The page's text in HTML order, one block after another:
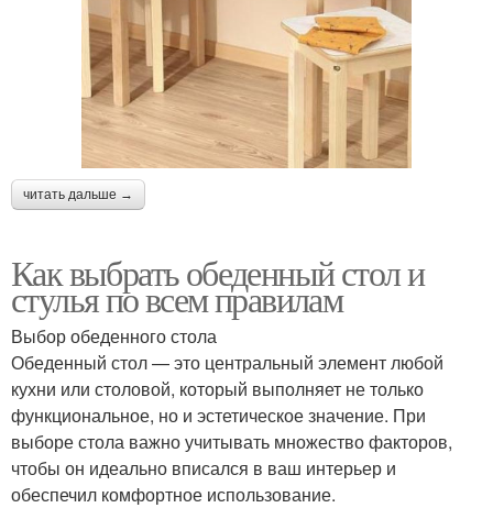
читать дальше →
Как выбрать обеденный стол и
стулья по всем правилам
Выбор обеденного стола
Обеденный стол — это центральный элемент любой
кухни или столовой, который выполняет не только
функциональное, но и эстетическое значение. При
выборе стола важно учитывать множество факторов,
чтобы он идеально вписался в ваш интерьер и
обеспечил комфортное использование.